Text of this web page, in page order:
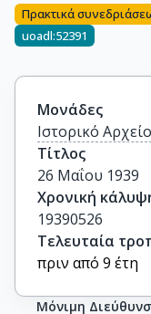
Πρακτικά
uoadl:52391
Μονάδες
Ιστορικό Αρχείο
Τίτλος
26 Μαΐου 1939
Χρονική
19390526
Τελευταία
πριν από 9 έτη
Μόνιμη